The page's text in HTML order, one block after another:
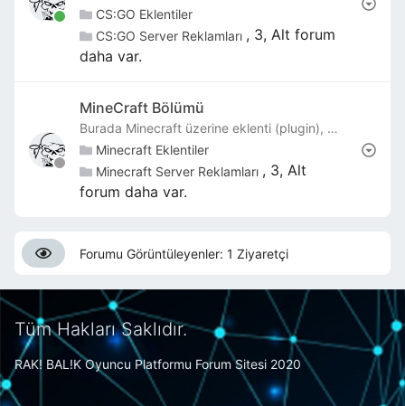
CS:GO Eklentiler
CS:GO Server Reklamları , 3, Alt forum
daha var.
MineCraft Bölümü
Burada Minecraft üzerine eklenti (plugin), mod , hazır sistemler, hazır addonslar vb. işler olmaktadır.
Minecraft Eklentiler
Minecraft Server Reklamları , 3, Alt
forum daha var.
Forumu Görüntüleyenler: 1 Ziyaretçi
Tüm Hakları Saklıdır.
RAK! BAL!K Oyuncu Platformu Forum Sitesi 2020